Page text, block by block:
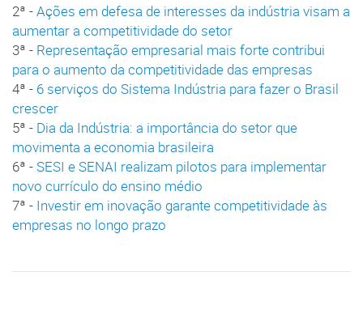
2ª -Ações em defesa de interesses da indústria visam a
aumentar a competitividade do setor
3ª - Representação empresarial mais forte contribui
para o aumento da competitividade das empresas
4ª - 6 serviços do Sistema Indústria para fazer o Brasil
crescer
5ª - Dia da Indústria: a importância do setor que
movimenta a economia brasileira
6ª -SESI e SENAI realizam pilotos para implementar
novo currículo do ensino médio
7ª - Investir em inovação garante competitividade às
empresas no longo prazo